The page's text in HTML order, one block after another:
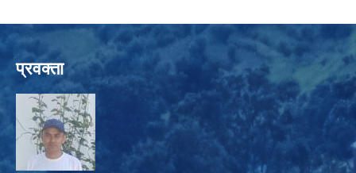
प्रवक्ता